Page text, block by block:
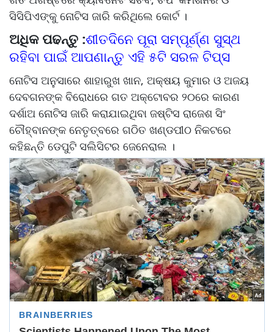
ସିସିପିଏଙ୍କୁ ନୋଟିସ ଜାରି କରିଥିଲେ କୋର୍ଟ ।
ଅଧିକ ପଢନ୍ତୁ :ଶୀତଦିନେ ପୂରା ସମ୍ପୂର୍ଣ୍ଣ ସୁସ୍ଥ
ରହିବା ପାଇଁ ଆପଣାନ୍ତୁ ଏହି ୫ଟି ସରଳ ଟିପ୍ସ
ନୋଟିସ ଅନୁସାରେ ଶାହାରୁଖ ଖାନ, ଅକ୍ଷୟ କୁମାର ଓ ଅଜୟ
ଦେବଗନଙ୍କ ବିରୋଧରେ ଗତ ଅକ୍ଟୋବର ୨୦ରେ କାରଣ
ଦର୍ଶାଅ ନୋଟିସ ଜାରି କରାଯାଇଥିବା ଜଷ୍ଟିସ ରାଜେଶ ସିଂ
ଚୌହ୍ବାନଙ୍କ ନେତୃତ୍ବରେ ଗଠିତ ଖଣ୍ଡପୀଠ ନିକଟରେ
କହିଛନ୍ତି ଡେପୁଟି ସଲିସିଟର ଜେନେରାଲ ।